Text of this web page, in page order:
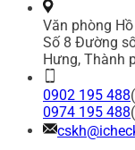
Văn phòng
Số 8 Đường
Hưng, Thành
0902 195 488
0974 195 488